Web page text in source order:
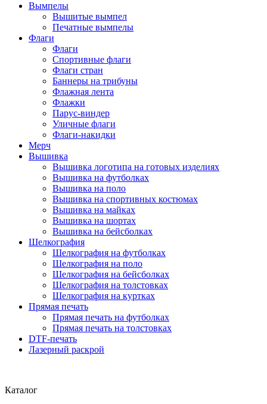
Вымпелы
Вышитые вымпел
Печатные вымпелы
Флаги
Флаги
Спортивные флаги
Флаги стран
Баннеры на трибуны
Флажная лента
Флажки
Парус-виндер
Уличные флаги
Флаги-накидки
Мерч
Вышивка
Вышивка логотипа на готовых изделиях
Вышивка на футболках
Вышивка на поло
Вышивка на спортивных костюмах
Вышивка на майках
Вышивка на шортах
Вышивка на бейсболках
Шелкография
Шелкография на футболках
Шелкография на поло
Шелкография на бейсболках
Шелкография на толстовках
Шелкография на куртках
Прямая печать
Прямая печать на футболках
Прямая печать на толстовках
DTF-печать
Лазерный раскрой
Каталог